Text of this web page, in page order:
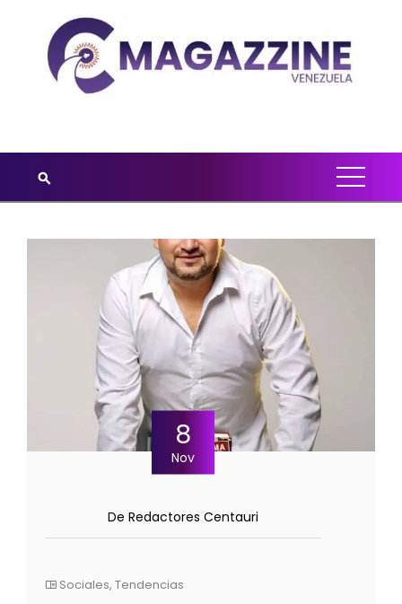
8
Nov
De Redactores Centauri
Sociales, Tendencias